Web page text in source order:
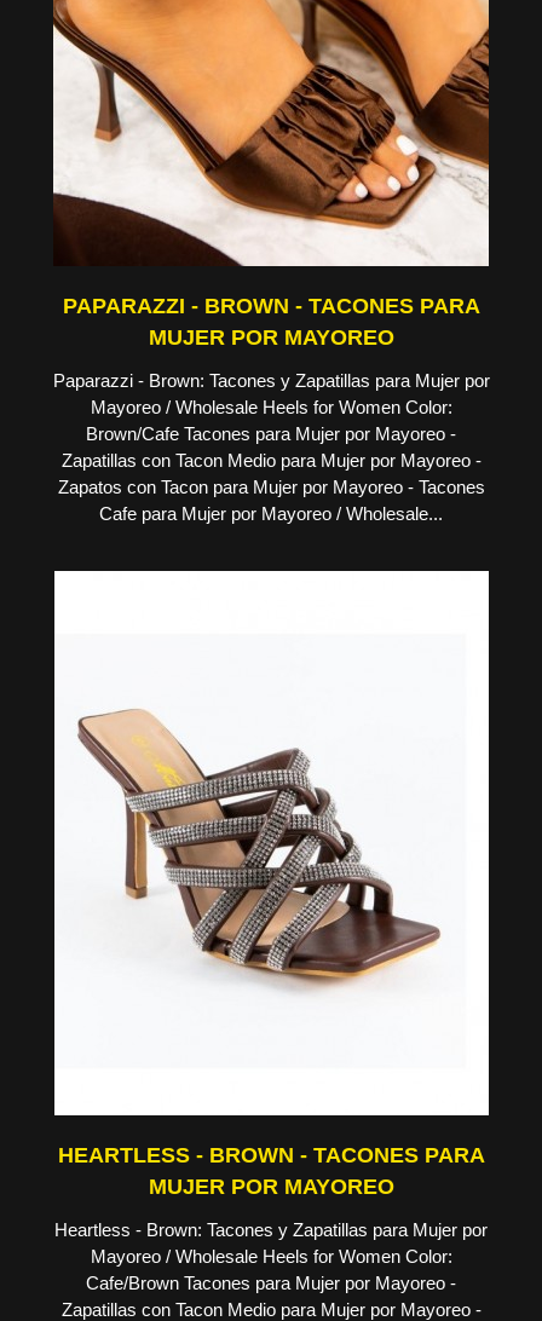
PAPARAZZI - BROWN - TACONES PARA
MUJER POR MAYOREO
Paparazzi - Brown: Tacones y Zapatillas para Mujer por
Mayoreo / Wholesale Heels for Women Color:
Brown/Cafe Tacones para Mujer por Mayoreo -
Zapatillas con Tacon Medio para Mujer por Mayoreo -
Zapatos con Tacon para Mujer por Mayoreo - Tacones
Cafe para Mujer por Mayoreo / Wholesale...
HEARTLESS - BROWN - TACONES PARA
MUJER POR MAYOREO
Heartless - Brown: Tacones y Zapatillas para Mujer por
Mayoreo / Wholesale Heels for Women Color:
Cafe/Brown Tacones para Mujer por Mayoreo -
Zapatillas con Tacon Medio para Mujer por Mayoreo -